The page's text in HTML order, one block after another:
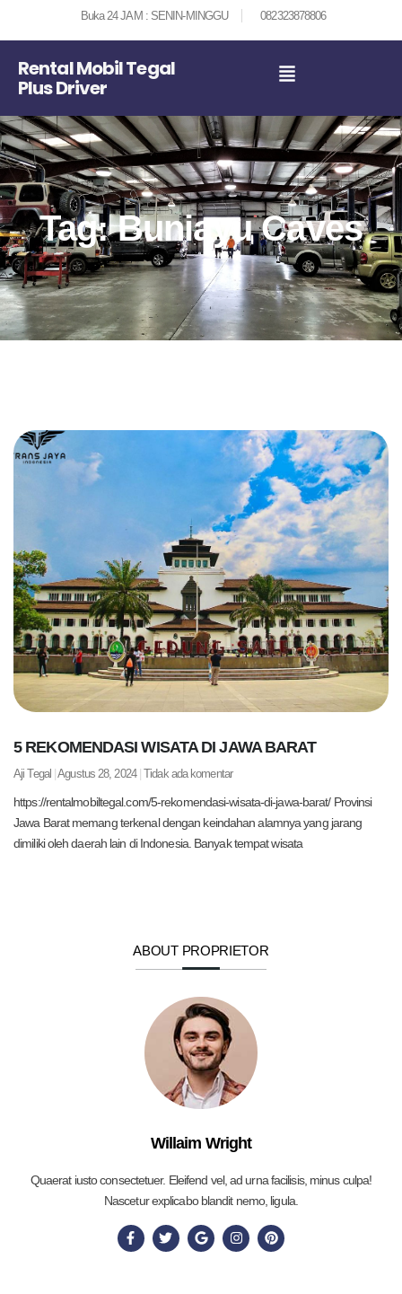
Buka 24 JAM : SENIN-MINGGU 082323878806
Rental Mobil Tegal
Plus Driver
Tag: Buniayu Caves
5 REKOMENDASI WISATA DI JAWA BARAT
Aji Tegal Agustus 28, 2024 Tidak ada komentar
https://rentalmobiltegal.com/5-rekomendasi-wisata-di-jawa-barat/ Provinsi
Jawa Barat memang terkenal dengan keindahan alamnya yang jarang
dimiliki oleh daerah lain di Indonesia. Banyak tempat wisata
ABOUT PROPRIETOR
Willaim Wright
Quaerat iusto consectetuer. Eleifend vel, ad urna facilisis, minus culpa!
Nascetur explicabo blandit nemo, ligula.